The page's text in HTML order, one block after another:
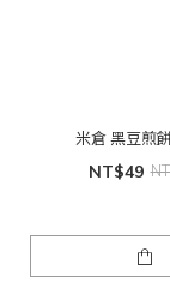
米倉 黑豆煎
NT$49